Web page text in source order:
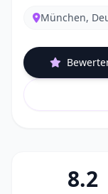
München,
8.2